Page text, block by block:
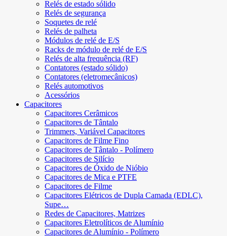
Relés de estado sólido
Relés de segurança
Soquetes de relé
Relés de palheta
Módulos de relé de E/S
Racks de módulo de relé de E/S
Relés de alta frequência (RF)
Contatores (estado sólido)
Contatores (eletromecânicos)
Relés automotivos
Acessórios
Capacitores
Capacitores Cerâmicos
Capacitores de Tântalo
Trimmers, Variável Capacitores
Capacitores de Filme Fino
Capacitores de Tântalo - Polímero
Capacitores de Silício
Capacitores de Óxido de Nióbio
Capacitores de Mica e PTFE
Capacitores de Filme
Capacitores Elétricos de Dupla Camada (EDLC),
Supe…
Redes de Capacitores, Matrizes
Capacitores Eletrolíticos de Alumínio
Capacitores de Alumínio - Polímero